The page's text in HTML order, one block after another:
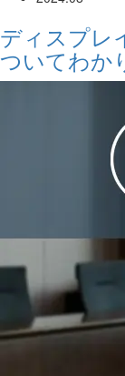
ディスプレ
ついてわか